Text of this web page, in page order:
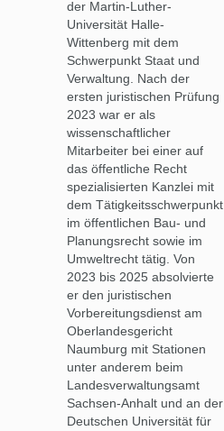
der Martin-Luther-
Universität Halle-
Wittenberg mit dem
Schwerpunkt Staat und
Verwaltung. Nach der
ersten juristischen Prüfung
2023 war er als
wissenschaftlicher
Mitarbeiter bei einer auf
das öffentliche Recht
spezialisierten Kanzlei mit
dem Tätigkeitsschwerpunkt
im öffentlichen Bau- und
Planungsrecht sowie im
Umweltrecht tätig. Von
2023 bis 2025 absolvierte
er den juristischen
Vorbereitungsdienst am
Oberlandesgericht
Naumburg mit Stationen
unter anderem beim
Landesverwaltungsamt
Sachsen-Anhalt und an der
Deutschen Universität für